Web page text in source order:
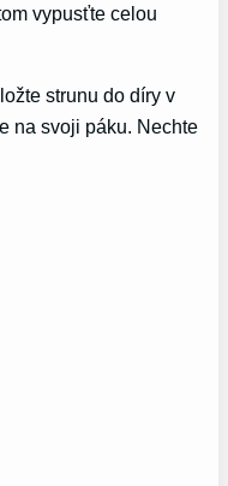
vypusťte celou
strunu do díry v
na svoji páku. Nechte